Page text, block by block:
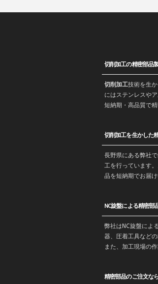
切削加工の精密部品
切削加工技術を生か
にはステンレスや
短納期・高品質で
切削加工を生かした
長野県にある弊社
工を行っています
品を短納期でお届
NC旋盤による精密部
弊社はNC旋盤によ
器、圧着工具など
また、加工現場の
精密部品のご注文な